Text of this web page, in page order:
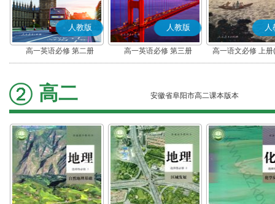
人教版
高一英语必修 第二册
人教版
高一英语必修 第三册
人
高一语文必修 上
高二 安徽省阜阳市高二课本版本